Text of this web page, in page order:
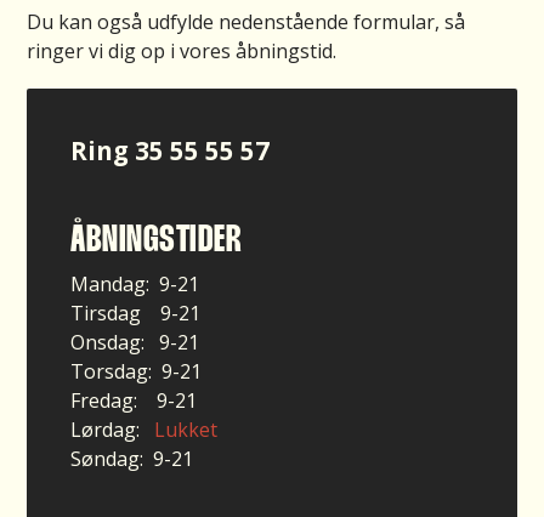
Du kan også udfylde nedenstående formular, så
ringer vi dig op i vores åbningstid.
Ring 35 55 55 57
ÅBNINGSTIDER
Mandag: 9-21
Tirsdag 9-21
Onsdag: 9-21
Torsdag: 9-21
Fredag: 9-21
Lørdag: Lukket
Søndag: 9-21